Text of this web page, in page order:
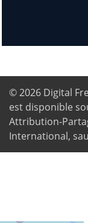
© 2026 Digital
est disponible
Attribution-
International,